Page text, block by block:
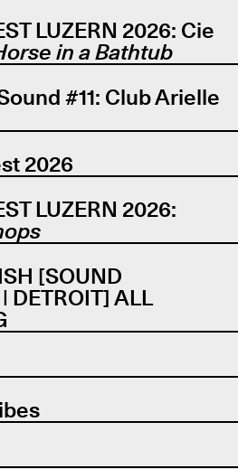
LUZERN 2026: Cie
in a Bathtub
#11: Club Arielle
2026
LUZERN 2026:
[SOUND
DETROIT] ALL